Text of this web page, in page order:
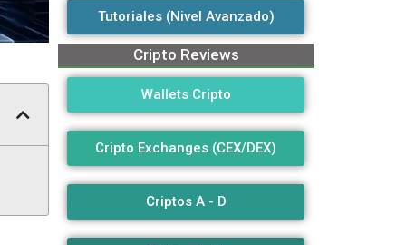
Tutoriales (Nivel Avanzado)
Cripto Reviews
Wallets Cripto
Cripto Exchanges (CEX/DEX)
Criptos A - D